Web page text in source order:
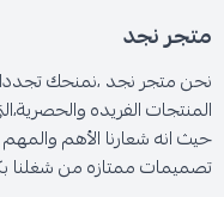
متجر نجد
نحن متجر نجد ،نمنحك
المنتجات الفريده
حيث انه شعارنا الأهم
تصميمات ممتازه من شغلنا